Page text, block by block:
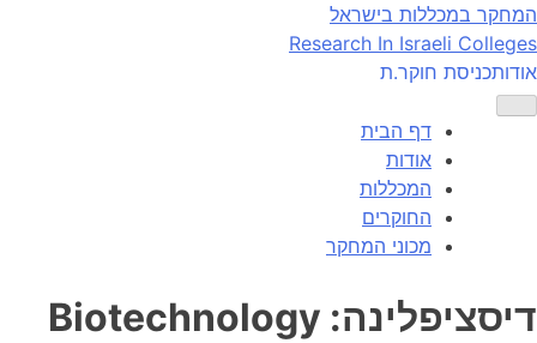
Skip
to
content
המחקר במכללות בישראל
Research In Israeli Colleges
אודותכניסת חוקר.ת
דף הבית
אודות
המכללות
החוקרים
מכוני המחקר
דיסציפלינה: Biotechnology